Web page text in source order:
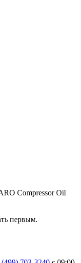
Compressor Oil
первым.